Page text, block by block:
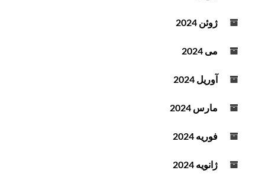
ژوئن 2024
می 2024
آوریل 2024
مارس 2024
فوریه 2024
ژانویه 2024